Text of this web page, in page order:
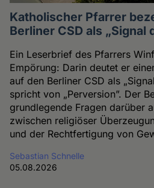
Katholischer Pfarrer
Berliner CSD als „Signal
Ein Leserbrief des Pfarrers
Empörung: Darin deutet er
auf den Berliner CSD als
spricht von „Perversion”. Der
grundlegende Fragen darüber
zwischen religiöser
und der Rechtfertigung von
Sebastian Schnelle
05.08.2026